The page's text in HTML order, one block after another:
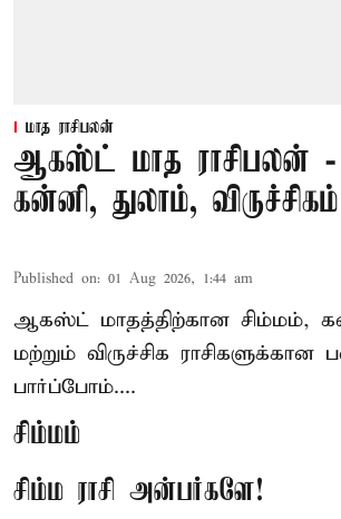
மாத ராசிபலன்
ஆகஸ்ட் மாத ராசிபலன் -
கன்னி, துலாம், விருச்சிகம்
Published on: 01 Aug 2026, 1:44 am
ஆகஸ்ட் மாதத்திற்கான சிம்மம்,
மற்றும் விருச்சிக
பார்ப்போம்....
சிம்மம்
சிம்ம ராசி அன்பர்களே!